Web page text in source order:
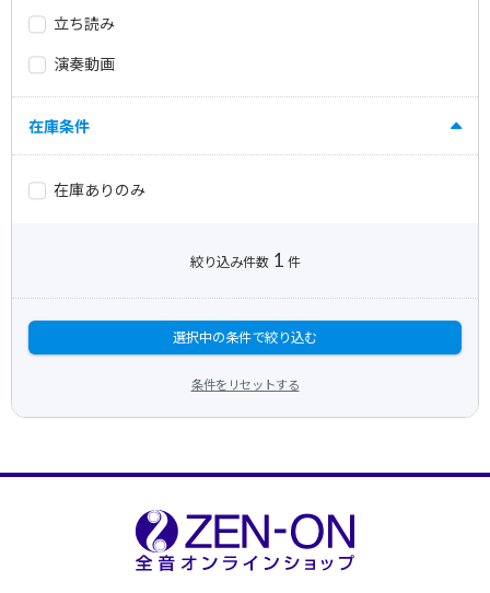
立ち読み
演奏動画
在庫条件
在庫ありのみ
絞り込み件数 1 件
選択中の条件で絞り込む
条件をリセットする